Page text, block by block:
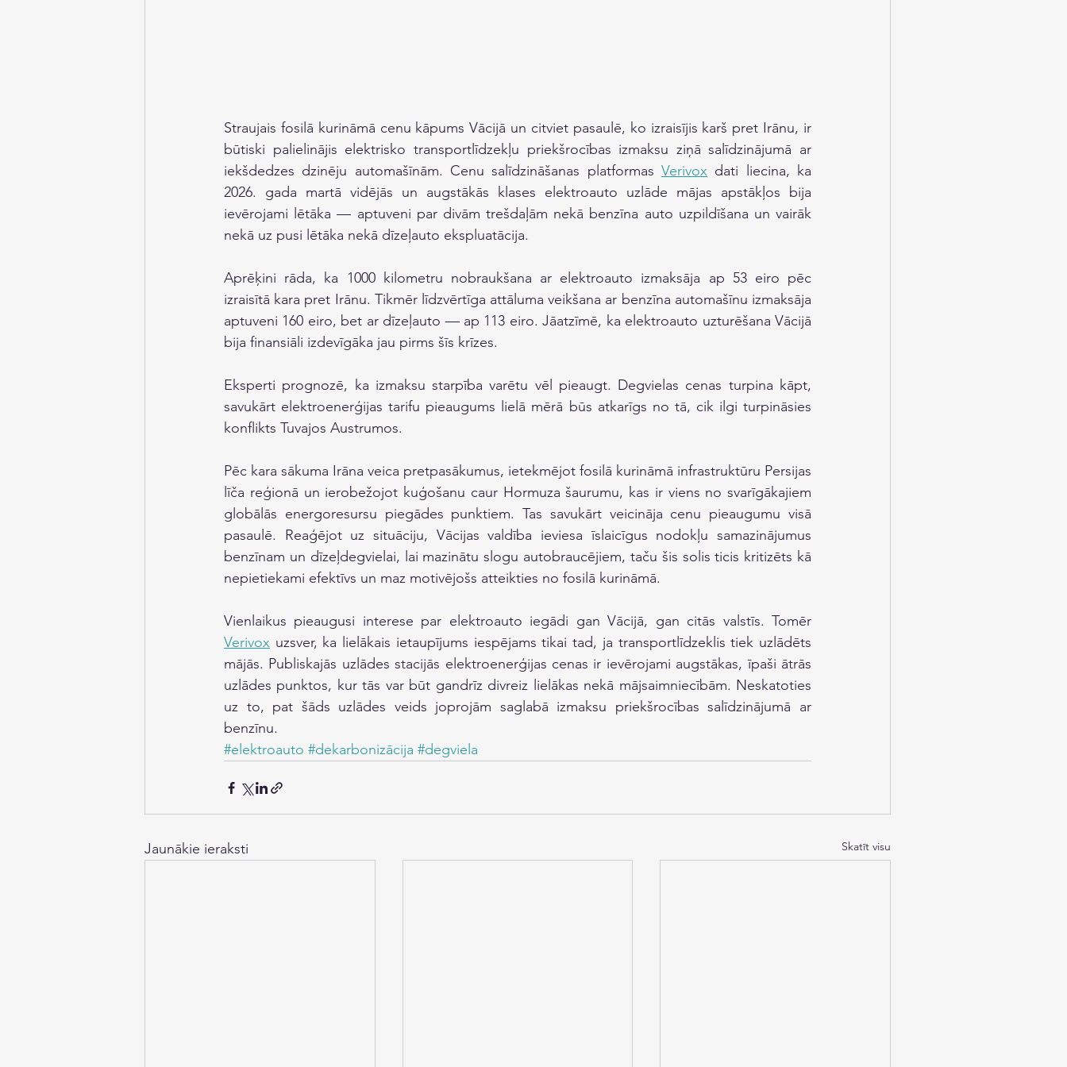
Straujais fosilā kurināmā cenu kāpums Vācijā un citviet pasaulē, ko izraisījis karš pret Irānu, ir
būtiski palielinājis elektrisko transportlīdzekļu priekšrocības izmaksu ziņā salīdzinājumā ar
iekšdedzes dzinēju automašīnām. Cenu salīdzināšanas platformas Verivox dati liecina, ka
2026. gada martā vidējās un augstākās klases elektroauto uzlāde mājas apstākļos bija
ievērojami lētāka — aptuveni par divām trešdaļām nekā benzīna auto uzpildīšana un vairāk
nekā uz pusi lētāka nekā dīzeļauto ekspluatācija.
Aprēķini rāda, ka 1000 kilometru nobraukšana ar elektroauto izmaksāja ap 53 eiro pēc
izraisītā kara pret Irānu. Tikmēr līdzvērtīga attāluma veikšana ar benzīna automašīnu izmaksāja
aptuveni 160 eiro, bet ar dīzeļauto — ap 113 eiro. Jāatzīmē, ka elektroauto uzturēšana Vācijā
bija finansiāli izdevīgāka jau pirms šīs krīzes.
Eksperti prognozē, ka izmaksu starpība varētu vēl pieaugt. Degvielas cenas turpina kāpt,
savukārt elektroenerģijas tarifu pieaugums lielā mērā būs atkarīgs no tā, cik ilgi turpināsies
konflikts Tuvajos Austrumos.
Pēc kara sākuma Irāna veica pretpasākumus, ietekmējot fosilā kurināmā infrastruktūru Persijas
līča reģionā un ierobežojot kuģošanu caur Hormuza šaurumu, kas ir viens no svarīgākajiem
globālās energoresursu piegādes punktiem. Tas savukārt veicināja cenu pieaugumu visā
pasaulē. Reaģējot uz situāciju, Vācijas valdība ieviesa īslaicīgus nodokļu samazinājumus
benzīnam un dīzeļdegvielai, lai mazinātu slogu autobraucējiem, taču šis solis ticis kritizēts kā
nepietiekami efektīvs un maz motivējošs atteikties no fosilā kurināmā.
Verivox uzsver, ka lielākais ietaupījums iespējams tikai tad, ja transportlīdzeklis tiek uzlādēts
mājās. Publiskajās uzlādes stacijās elektroenerģijas cenas ir ievērojami augstākas, īpaši ātrās
uzlādes punktos, kur tās var būt gandrīz divreiz lielākas nekā mājsaimniecībām. Neskatoties
uz to, pat šāds uzlādes veids joprojām saglabā izmaksu priekšrocības salīdzinājumā ar
benzīnu.
#elektroauto #dekarbonizācija #degviela
Jaunākie ieraksti Skatīt visu